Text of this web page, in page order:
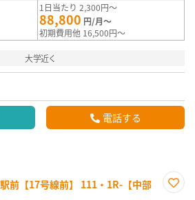
1日当たり 2,300円～
88,800 円/月～
初期費用他 16,500円～
大学近く
電話する
前【17号線前】 111・1R-【中部